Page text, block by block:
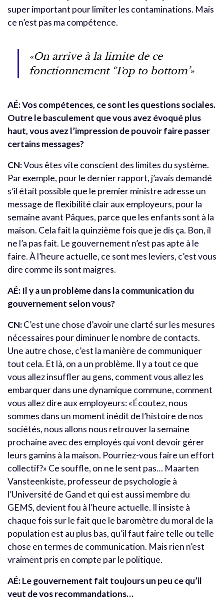
super important pour limiter les contaminations. Mais
ce n’est pas ma compétence.
«On arrive à la limite de ce
fonctionnement ‘Top to bottom’»
AÉ: Vos compétences, ce sont les questions sociales.
Outre le basculement que vous avez évoqué plus
haut, vous avez l’impression de pouvoir faire passer
certains messages?
CN:Vous êtes vite conscient des limites du système.
Par exemple, pour le dernier rapport, j’avais demandé
s’il était possible que le premier ministre adresse un
message de flexibilité clair aux employeurs, pour la
semaine avant Pâques, parce que les enfants sont à la
maison. Cela fait la quinzième fois que je dis ça. Bon, il
ne l’a pas fait. Le gouvernement n’est pas apte à le
faire. À l’heure actuelle, ce sont mes leviers, c’est vous
dire comme ils sont maigres.
AÉ: Il y a un problème dans la communication du
gouvernement selon vous?
CN:C’est une chose d’avoir une clarté sur les mesures
nécessaires pour diminuer le nombre de contacts.
Une autre chose, c’est la manière de communiquer
tout cela. Et là, on a un problème. Il y a tout ce que
vous allez insuffler au gens, comment vous allez les
embarquer dans une dynamique commune, comment
vous allez dire aux employeurs: «Écoutez, nous
sommes dans un moment inédit de l’histoire de nos
sociétés, nous allons nous retrouver la semaine
prochaine avec des employés qui vont devoir gérer
leurs gamins à la maison. Pourriez-vous faire un effort
collectif?» Ce souffle, on ne le sent pas… Maarten
Vansteenkiste, professeur de psychologie à
l’Université de Gand et qui est aussi membre du
GEMS, devient fou à l’heure actuelle. Il insiste à
chaque fois sur le fait que le baromètre du moral de la
population est au plus bas, qu’il faut faire telle ou telle
chose en termes de communication. Mais rien n’est
vraiment pris en compte par le politique.
AÉ: Le gouvernement fait toujours un peu ce qu’il
veut de vos recommandations…